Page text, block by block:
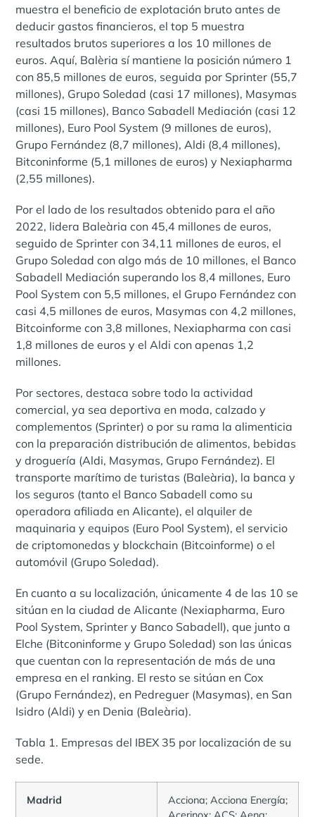
muestra el beneficio de explotación bruto antes de
deducir gastos financieros, el top 5 muestra
resultados brutos superiores a los 10 millones de
euros. Aquí, Balèria sí mantiene la posición número 1
con 85,5 millones de euros, seguida por Sprinter (55,7
millones), Grupo Soledad (casi 17 millones), Masymas
(casi 15 millones), Banco Sabadell Mediación (casi 12
millones), Euro Pool System (9 millones de euros),
Grupo Fernández (8,7 millones), Aldi (8,4 millones),
Bitconinforme (5,1 millones de euros) y Nexiapharma
(2,55 millones).
Por el lado de los resultados obtenido para el año
2022, lidera Baleària con 45,4 millones de euros,
seguido de Sprinter con 34,11 millones de euros, el
Grupo Soledad con algo más de 10 millones, el Banco
Sabadell Mediación superando los 8,4 millones, Euro
Pool System con 5,5 millones, el Grupo Fernández con
casi 4,5 millones de euros, Masymas con 4,2 millones,
Bitcoinforme con 3,8 millones, Nexiapharma con casi
1,8 millones de euros y el Aldi con apenas 1,2
millones.
Por sectores, destaca sobre todo la actividad
comercial, ya sea deportiva en moda, calzado y
complementos (Sprinter) o por su rama la alimenticia
con la preparación distribución de alimentos, bebidas
y droguería (Aldi, Masymas, Grupo Fernández). El
transporte marítimo de turistas (Baleària), la banca y
los seguros (tanto el Banco Sabadell como su
operadora afiliada en Alicante), el alquiler de
maquinaria y equipos (Euro Pool System), el servicio
de criptomonedas y blockchain (Bitcoinforme) o el
automóvil (Grupo Soledad).
En cuanto a su localización, únicamente 4 de las 10 se
sitúan en la ciudad de Alicante (Nexiapharma, Euro
Pool System, Sprinter y Banco Sabadell), que junto a
Elche (Bitconinforme y Grupo Soledad) son las únicas
que cuentan con la representación de más de una
empresa en el ranking. El resto se sitúan en Cox
(Grupo Fernández), en Pedreguer (Masymas), en San
Isidro (Aldi) y en Denia (Baleària).
Tabla 1. Empresas del IBEX 35 por localización de su
sede.
Madrid
Acciona; Acciona Energía;